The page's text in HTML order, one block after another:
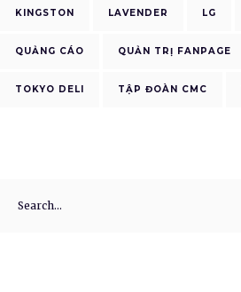
KINGSTON LAVENDER LG
QUẢNG CÁO QUẢN TRỊ FANPAGE
TOKYO DELI TẬP ĐOÀN CMC
for: